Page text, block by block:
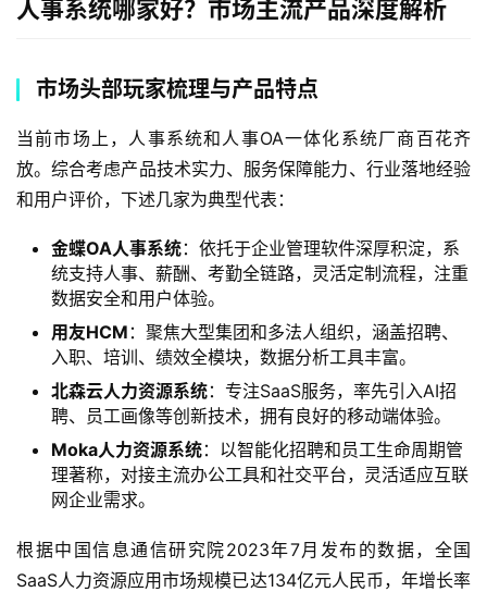
人事系统哪家好？市场主流产品深度解析
市场头部玩家梳理与产品特点
当前市场上，人事系统和人事OA一体化系统厂商百花齐
放。综合考虑产品技术实力、服务保障能力、行业落地经验
和用户评价，下述几家为典型代表：
金蝶OA人事系统：依托于企业管理软件深厚积淀，系
统支持人事、薪酬、考勤全链路，灵活定制流程，注重
数据安全和用户体验。
用友HCM ：聚焦大型集团和多法人组织，涵盖招聘、
入职、培训、绩效全模块，数据分析工具丰富。
北森云人力资源系统：专注SaaS服务，率先引入AI招
聘、员工画像等创新技术，拥有良好的移动端体验。
Moka人力资源系统：以智能化招聘和员工生命周期管
理著称，对接主流办公工具和社交平台，灵活适应互联
网企业需求。
根据中国信息通信研究院2023年7月发布的数据，全国
SaaS人力资源应用市场规模已达134亿元人民币，年增长率